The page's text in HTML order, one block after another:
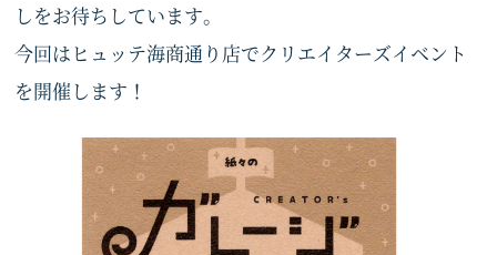
しをお待ちしています。
今回はヒュッテ海商通り店でクリエイターズイベント
を開催します！